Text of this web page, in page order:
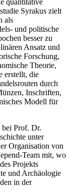
Syrakus zielt
als
und politische
besser zu
Ansatz und
Forschung,
Theorie,
erstellt, die
durch
Inschriften,
Modell für
bei Prof. Dr.
unter
Organisation von
Team mit, wo
Projekts
und Archäologie
in der